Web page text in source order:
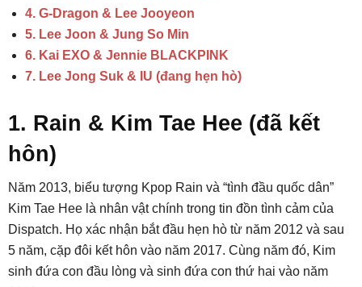
4. G-Dragon & Lee Jooyeon
5. Lee Joon & Jung So Min
6. Kai EXO & Jennie BLACKPINK
7. Lee Jong Suk & IU (đang hẹn hò)
1. Rain & Kim Tae Hee (đã kết
hôn)
Năm 2013, biểu tượng Kpop Rain và “tình đầu quốc dân”
Kim Tae Hee là nhân vật chính trong tin đồn tình cảm của
Dispatch. Họ xác nhận bắt đầu hẹn hò từ năm 2012 và sau
5 năm, cặp đôi kết hôn vào năm 2017. Cùng năm đó, Kim
sinh đứa con đầu lòng và sinh đứa con thứ hai vào năm